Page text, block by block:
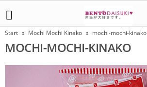
Start Mochi Mochi Kinako mochi-mochi-kinako
MOCHI-MOCHI-KINAKO